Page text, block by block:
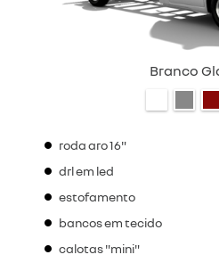
Branco
roda aro 16"
drl em led
estofamento
bancos em tecido
calotas "mini"